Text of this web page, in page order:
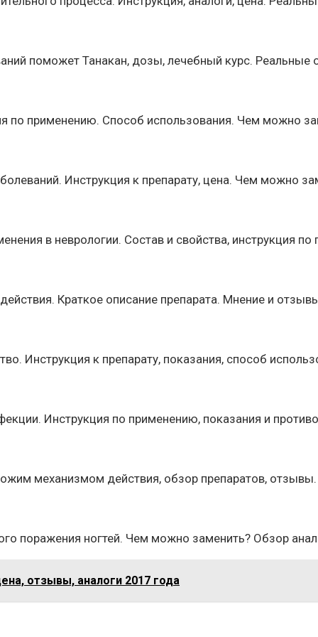
поможет Танакан, дозы, лечебный курс. Реальные
по применению. Способ использования. Чем можно
Инструкция к препарату, цена. Чем можно
в неврологии. Состав и свойства, инструкция
Краткое описание препарата. Мнение и
Инструкция к препарату, показания, способ
Инструкция по применению, показания и
механизмом действия, обзор препаратов,
поражения ногтей. Чем можно заменить? Обзор
отзывы, аналоги 2017 года